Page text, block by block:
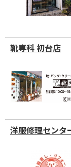
靴専科 初台店
洋服修理センタ